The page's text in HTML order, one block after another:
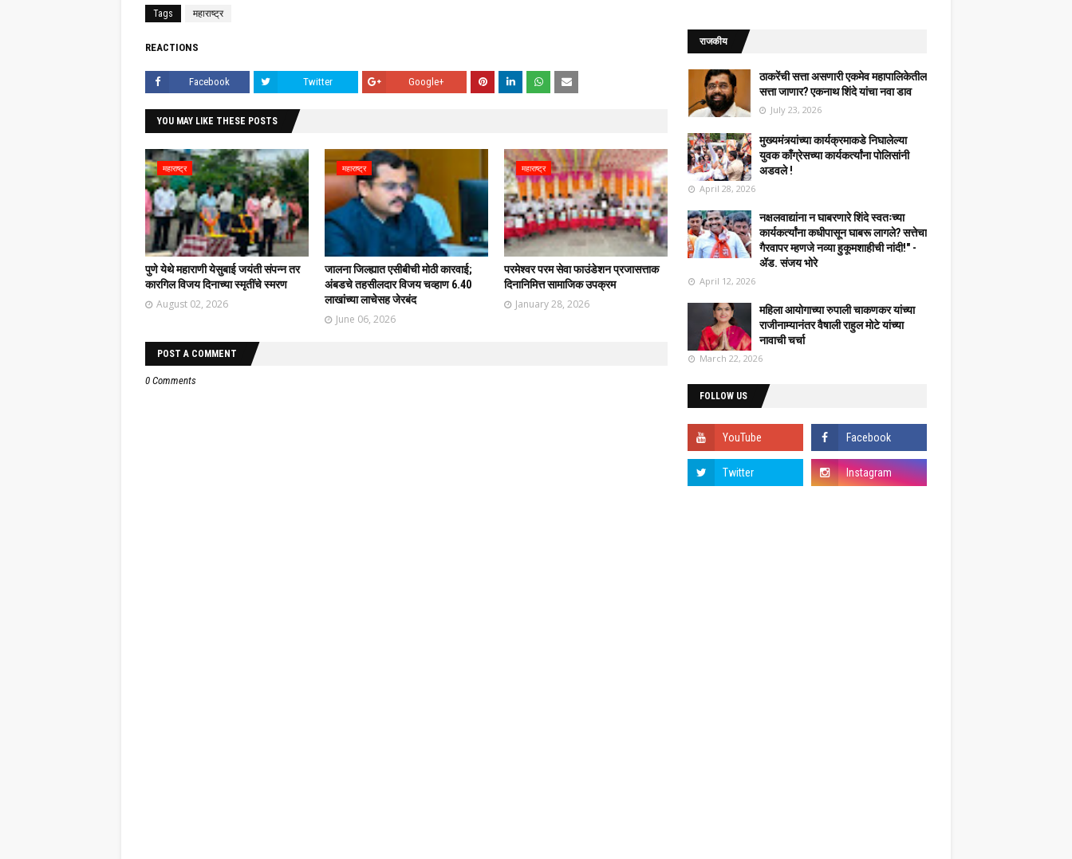
Tags महाराष्ट्र
REACTIONS
Facebook Twitter Google+
YOU MAY LIKE THESE POSTS
महाराष्ट्र
पुणे येथे महाराणी येसुबाई जयंती संपन्न तर
कारगिल विजय दिनाच्या स्मृतींचे स्मरण
August 02, 2026
महाराष्ट्र
जालना जिल्ह्यात एसीबीची मोठी कारवाई;
अंबडचे तहसीलदार विजय चव्हाण 6.40
लाखांच्या लाचेसह जेरबंद
June 06, 2026
महाराष्ट्र
परमेश्वर परम सेवा फाउंडेशन प्रजासत्ताक
दिनानिमित्त सामाजिक उपक्रम
January 28, 2026
POST A COMMENT
0 Comments
राजकीय
ठाकरेंची सत्ता असणारी एकमेव महापालिकेतील
सत्ता जाणार? एकनाथ शिंदे यांचा नवा डाव
July 23, 2026
मुख्यमंत्र्यांच्या कार्यक्रमाकडे निघालेल्या
युवक काँग्रेसच्या कार्यकर्त्यांना पोलिसांनी
अडवले !
April 28, 2026
नक्षलवाद्यांना न घाबरणारे शिंदे स्वतःच्या
कार्यकर्त्यांना कधीपासून घाबरू लागले? सत्तेचा
गैरवापर म्हणजे नव्या हुकूमशाहीची नांदी!" -
ॲड. संजय भोरे
April 12, 2026
महिला आयोगाच्या रुपाली चाकणकर यांच्या
राजीनाम्यानंतर वैषाली राहुल मोटे यांच्या
नावाची चर्चा
March 22, 2026
FOLLOW US